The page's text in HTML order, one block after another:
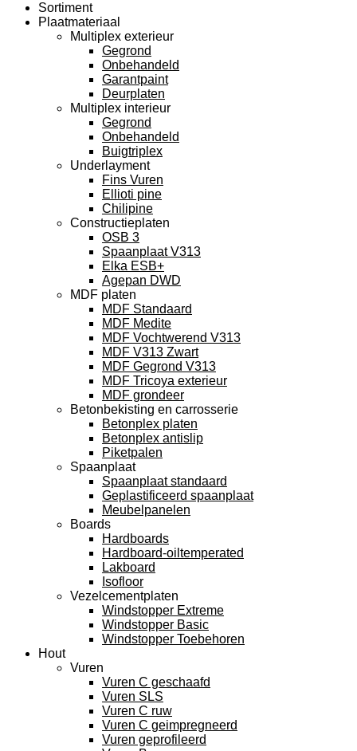
Sortiment
Plaatmateriaal
Multiplex exterieur
Gegrond
Onbehandeld
Garantpaint
Deurplaten
Multiplex interieur
Gegrond
Onbehandeld
Buigtriplex
Underlayment
Fins Vuren
Ellioti pine
Chilipine
Constructieplaten
OSB 3
Spaanplaat V313
Elka ESB+
Agepan DWD
MDF platen
MDF Standaard
MDF Medite
MDF Vochtwerend V313
MDF V313 Zwart
MDF Gegrond V313
MDF Tricoya exterieur
MDF grondeer
Betonbekisting en carrosserie
Betonplex platen
Betonplex antislip
Piketpalen
Spaanplaat
Spaanplaat standaard
Geplastificeerd spaanplaat
Meubelpanelen
Boards
Hardboards
Hardboard-oiltemperated
Lakboard
Isofloor
Vezelcementplaten
Windstopper Extreme
Windstopper Basic
Windstopper Toebehoren
Hout
Vuren
Vuren C geschaafd
Vuren SLS
Vuren C ruw
Vuren C geimpregneerd
Vuren geprofileerd